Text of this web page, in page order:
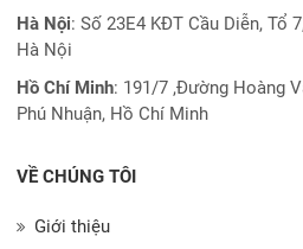
Hà Nội: Số 23E4 KĐT Cầu Diễn, Tổ
Hà Nội
Hồ Chí Minh: 191/7 ,Đường Hoàng
Phú Nhuận, Hồ Chí Minh
VỀ CHÚNG TÔI
Giới thiệu